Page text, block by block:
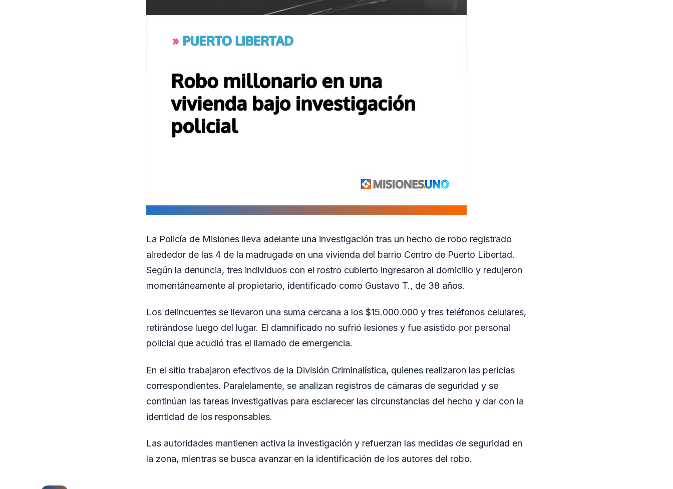
La Policía de Misiones lleva adelante una investigación tras un hecho de robo registrado
alrededor de las 4 de la madrugada en una vivienda del barrio Centro de Puerto Libertad.
Según la denuncia, tres individuos con el rostro cubierto ingresaron al domicilio y redujeron
momentáneamente al propietario, identificado como Gustavo T., de 38 años.
Los delincuentes se llevaron una suma cercana a los $15.000.000 y tres teléfonos celulares,
retirándose luego del lugar. El damnificado no sufrió lesiones y fue asistido por personal
policial que acudió tras el llamado de emergencia.
En el sitio trabajaron efectivos de la División Criminalística, quienes realizaron las pericias
correspondientes. Paralelamente, se analizan registros de cámaras de seguridad y se
continúan las tareas investigativas para esclarecer las circunstancias del hecho y dar con la
identidad de los responsables.
Las autoridades mantienen activa la investigación y refuerzan las medidas de seguridad en
la zona, mientras se busca avanzar en la identificación de los autores del robo.